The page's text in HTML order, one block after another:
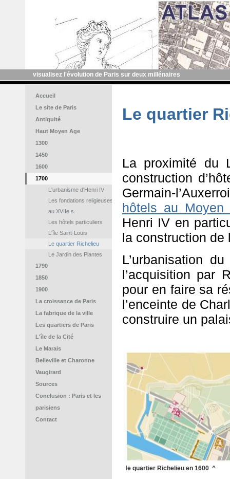
visualisez l'évolution de Paris sur deux millénaires
Accueil
Le site de Paris
Antiquité
Haut Moyen Age
1300
1450
1600
1700
L'urbanisme d'Henri IV
Les fondations religieuses
au XVIIe s.
Les hôtels particuliers
L'île Saint-Louis
Le quartier Richelieu
Le Jardin des Plantes
1790
1850
1900
La croissance de Paris
La fabrique de la ville
Les quartiers de Paris
L'île de la Cité
Le Marais
Belleville et Charonne
Vaugirard
Sources
Conclusion : Paris et les
parisiens
Contact
Le quartier
La proximité du
construction
Germain-
hôtels au Moyen
Henri IV en
la construction de
L’urbanisation
l’acquisition par
pour en faire sa
l’enceinte de
construire un
e quartier